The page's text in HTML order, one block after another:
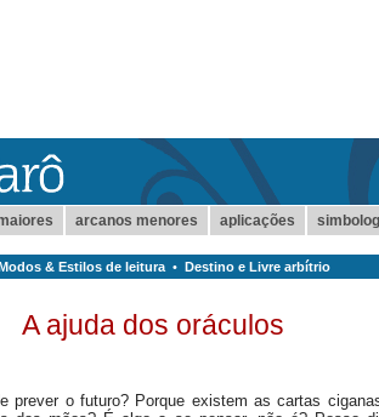
arcanos menores aplicações
& Estilos de leitura • Destino e Livre arbítrio
A ajuda dos oráculos
prever o futuro? Porque existem as cartas